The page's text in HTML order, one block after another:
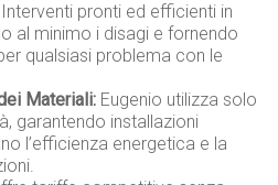
Interventi pronti ed efficienti in
al minimo i disagi e fornendo
qualsiasi problema con le
Materiali: Eugenio utilizza solo
garantendo installazioni
l’efficienza energetica e la